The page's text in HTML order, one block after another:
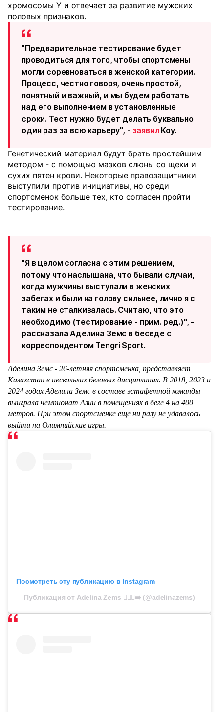
хромосомы Y и отвечает за развитие мужских
половых признаков.
"Предварительное тестирование будет
проводиться для того, чтобы спортсмены
могли соревноваться в женской категории.
Процесс, честно говоря, очень простой,
понятный и важный, и мы будем работать
над его выполнением в установленные
сроки. Тест нужно будет делать буквально
один раз за всю карьеру", - заявил Коу.
Генетический материал будут брать простейшим
методом - с помощью мазков слюны со щеки и
сухих пятен крови. Некоторые правозащитники
выступили против инициативы, но среди
спортсменок больше тех, кто согласен пройти
тестирование.
"Я в целом согласна с этим решением,
потому что наслышана, что бывали случаи,
когда мужчины выступали в женских
забегах и были на голову сильнее, лично я с
таким не сталкивалась. Считаю, что это
необходимо (тестирование - прим. ред.)", -
рассказала Аделина Земс в беседе с
корреспондентом Tengri Sport.
Аделина Земс - 26-летняя спортсменка, представляет
Казахстан в нескольких беговых дисциплинах. В 2018, 2023 и
2024 годах Аделина Земс в составе эстафетной команды
выиграла чемпионат Азии в помещениях в беге 4 на 400
метров. При этом спортсменке еще ни разу не удавалось
выйти на Олимпийские игры.
Посмотреть эту публикацию в Instagram
Публикация от Adelina Zems 🏃🏻‍♀️‍➡️ (@adelinazems)